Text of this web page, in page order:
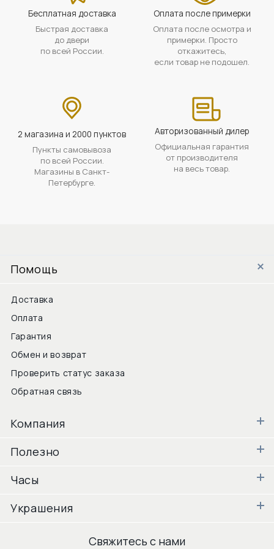
Бесплатная доставка
Быстрая доставка
до двери
по всей России.
Оплата после примерки
Оплата после осмотра и
примерки. Просто
откажитесь,
если товар не подошел.
2 магазина и 2000 пунктов
Пункты самовывоза
по всей России.
Магазины в Санкт-
Петербурге.
Авторизованный дилер
Официальная гарантия
от производителя
на весь товар.
Помощь
Доставка
Оплата
Гарантия
Обмен и возврат
Проверить статус заказа
Обратная связь
Компания
Полезно
Часы
Украшения
Свяжитесь с нами